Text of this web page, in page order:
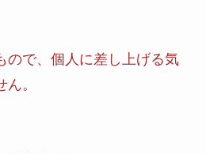
ので、個人に差し上げる気
。